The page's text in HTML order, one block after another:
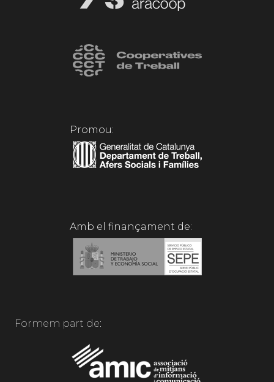
Promou:
Amb el finançament de:
Formem part de: